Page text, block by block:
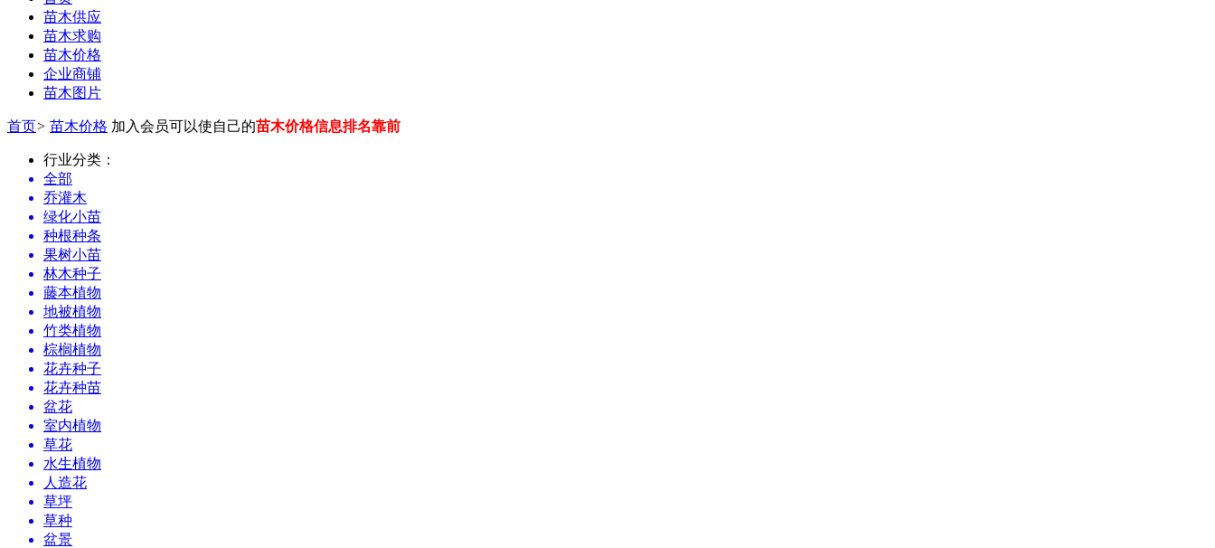
苗木供应
苗木求购
苗木价格
企业商铺
苗木图片
首页> 苗木价格 加入会员可以使自己的苗木价格信息排名靠前
行业分类：
全部
乔灌木
绿化小苗
种根种条
果树小苗
林木种子
藤本植物
地被植物
竹类植物
棕榈植物
花卉种子
花卉种苗
盆花
室内植物
草花
水生植物
人造花
草坪
草种
盆景